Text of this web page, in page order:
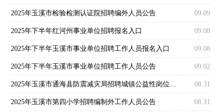
2025年玉溪市检验检测认证院招聘编外人员公告 09.09
2025年下半年红河州事业单位招聘报名入口 09.08
2025年下半年玉溪市事业单位招聘工作人员报名入口 09.08
2025年下半年玉溪市事业单位招聘工作人员公告 09.02
2025年玉溪市通海县防震减灾局招聘城镇公益性岗位人员公告 08.31
2025年玉溪市第四小学招聘编制外工作人员公告 08.31